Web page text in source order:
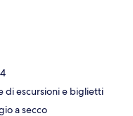
di escursioni e biglietti
a secco